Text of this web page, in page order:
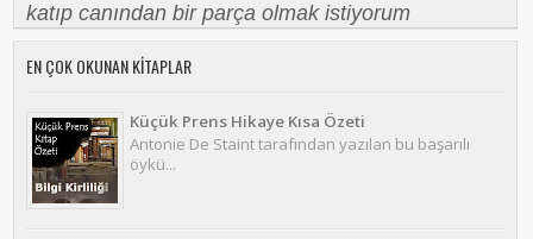
katıp canından bir parça olmak istiyorum
EN ÇOK OKUNAN KITAPLAR
Küçük Prens Hikaye Kısa Özeti
Antonie De Staint tarafından yazılan bu başarılı
öykü...